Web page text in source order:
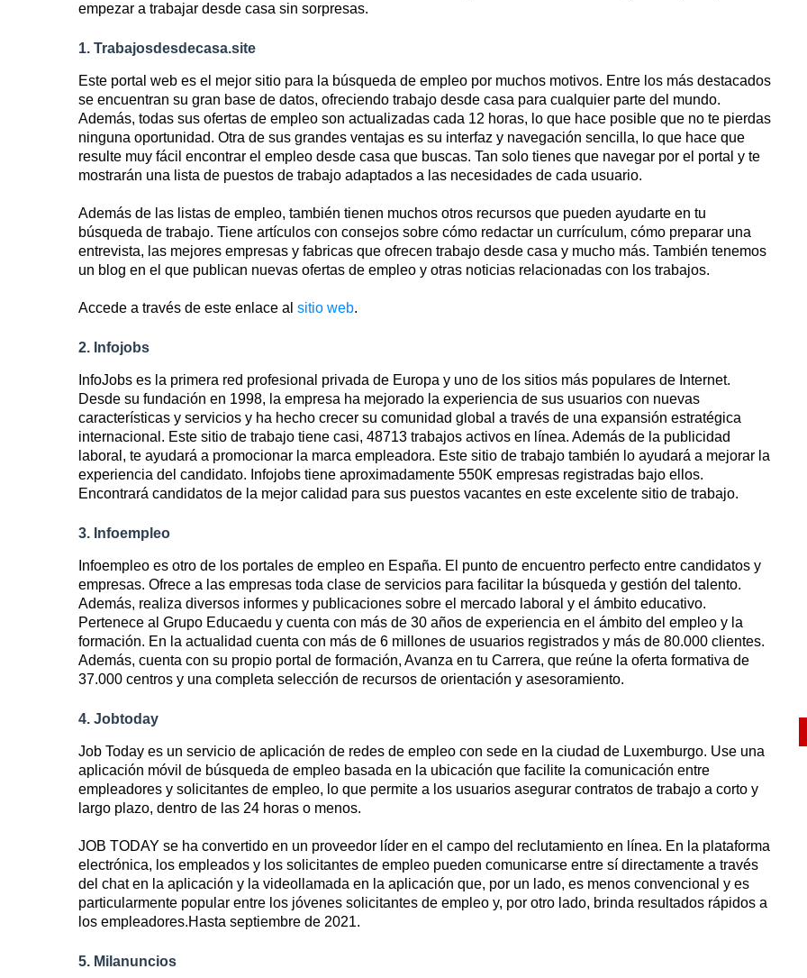
empezar a trabajar desde casa sin sorpresas.
1. Trabajosdesdecasa.site
Este portal web es el mejor sitio para la búsqueda de empleo por muchos motivos. Entre los más destacados
se encuentran su gran base de datos, ofreciendo trabajo desde casa para cualquier parte del mundo.
Además, todas sus ofertas de empleo son actualizadas cada 12 horas, lo que hace posible que no te pierdas
ninguna oportunidad. Otra de sus grandes ventajas es su interfaz y navegación sencilla, lo que hace que
resulte muy fácil encontrar el empleo desde casa que buscas. Tan solo tienes que navegar por el portal y te
mostrarán una lista de puestos de trabajo adaptados a las necesidades de cada usuario.
Además de las listas de empleo, también tienen muchos otros recursos que pueden ayudarte en tu
búsqueda de trabajo. Tiene artículos con consejos sobre cómo redactar un currículum, cómo preparar una
entrevista, las mejores empresas y fabricas que ofrecen trabajo desde casa y mucho más. También tenemos
un blog en el que publican nuevas ofertas de empleo y otras noticias relacionadas con los trabajos.
Accede a través de este enlace al sitio web.
2. Infojobs
InfoJobs es la primera red profesional privada de Europa y uno de los sitios más populares de Internet.
Desde su fundación en 1998, la empresa ha mejorado la experiencia de sus usuarios con nuevas
características y servicios y ha hecho crecer su comunidad global a través de una expansión estratégica
internacional. Este sitio de trabajo tiene casi, 48713 trabajos activos en línea. Además de la publicidad
laboral, te ayudará a promocionar la marca empleadora. Este sitio de trabajo también lo ayudará a mejorar la
experiencia del candidato. Infojobs tiene aproximadamente 550K empresas registradas bajo ellos.
Encontrará candidatos de la mejor calidad para sus puestos vacantes en este excelente sitio de trabajo.
3. Infoempleo
Infoempleo es otro de los portales de empleo en España. El punto de encuentro perfecto entre candidatos y
empresas. Ofrece a las empresas toda clase de servicios para facilitar la búsqueda y gestión del talento.
Además, realiza diversos informes y publicaciones sobre el mercado laboral y el ámbito educativo.
Pertenece al Grupo Educaedu y cuenta con más de 30 años de experiencia en el ámbito del empleo y la
formación. En la actualidad cuenta con más de 6 millones de usuarios registrados y más de 80.000 clientes.
Además, cuenta con su propio portal de formación, Avanza en tu Carrera, que reúne la oferta formativa de
37.000 centros y una completa selección de recursos de orientación y asesoramiento.
4. Jobtoday
Job Today es un servicio de aplicación de redes de empleo con sede en la ciudad de Luxemburgo. Use una
aplicación móvil de búsqueda de empleo basada en la ubicación que facilite la comunicación entre
empleadores y solicitantes de empleo, lo que permite a los usuarios asegurar contratos de trabajo a corto y
largo plazo, dentro de las 24 horas o menos.
JOB TODAY se ha convertido en un proveedor líder en el campo del reclutamiento en línea. En la plataforma
electrónica, los empleados y los solicitantes de empleo pueden comunicarse entre sí directamente a través
del chat en la aplicación y la videollamada en la aplicación que, por un lado, es menos convencional y es
particularmente popular entre los jóvenes solicitantes de empleo y, por otro lado, brinda resultados rápidos a
los empleadores.Hasta septiembre de 2021.
5. Milanuncios